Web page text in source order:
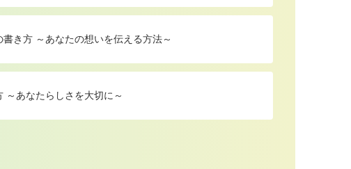
き方 ～あなたの想いを伝える方法～
～あなたらしさを大切に～